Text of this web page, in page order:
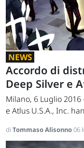
NEWS
Accordo di
Deep Silver e
Milano, 6 Luglio 2016
e Atlus U.S.A., Inc.
di Tommaso Alisonno06